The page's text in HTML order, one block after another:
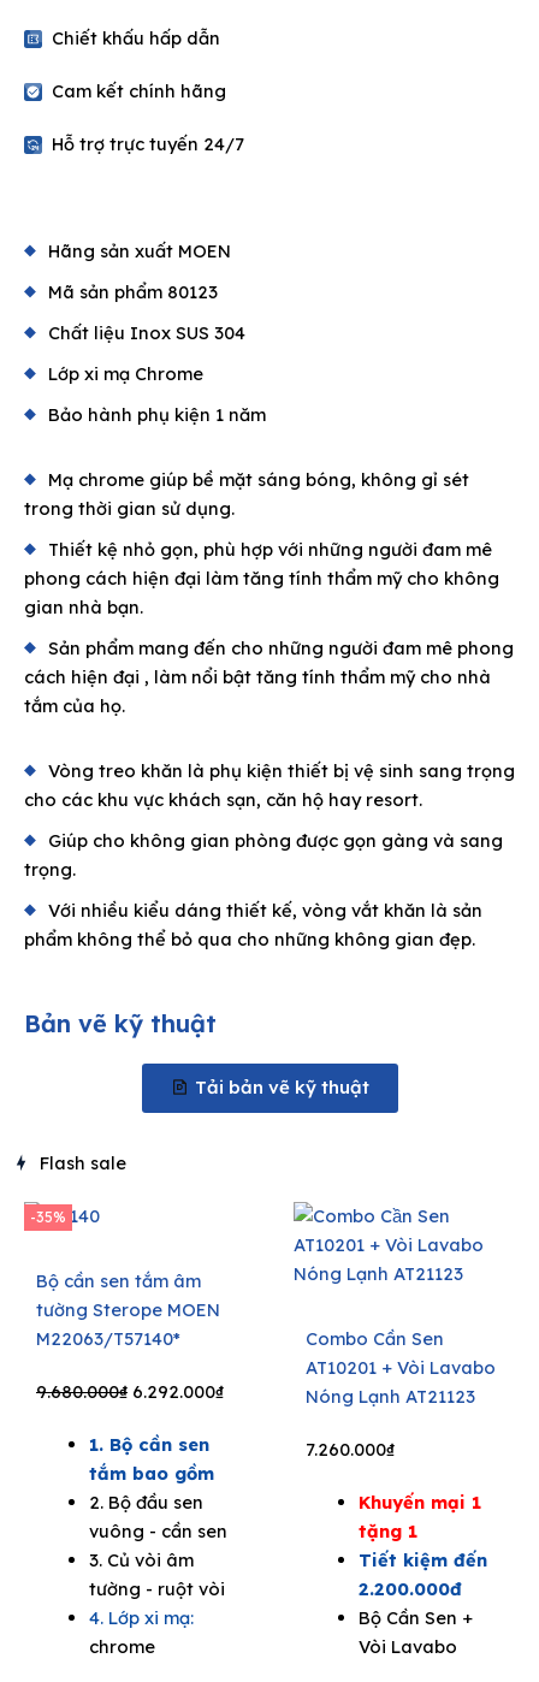
Chiết khấu hấp dẫn
Cam kết chính hãng
Hỗ trợ trực tuyến 24/7
Hãng sản xuất MOEN
Mã sản phẩm 80123
Chất liệu Inox SUS 304
Lớp xi mạ Chrome
Bảo hành phụ kiện 1 năm
Mạ chrome giúp bề mặt sáng bóng, không gỉ sét
trong thời gian sử dụng.
Thiết kệ nhỏ gọn, phù hợp với những người đam mê
phong cách hiện đại làm tăng tính thẩm mỹ cho không
gian nhà bạn.
Sản phẩm mang đến cho những người đam mê phong
cách hiện đại , làm nổi bật tăng tính thẩm mỹ cho nhà
tắm của họ.
Vòng treo khăn là phụ kiện thiết bị vệ sinh sang trọng
cho các khu vực khách sạn, căn hộ hay resort.
Giúp cho không gian phòng được gọn gàng và sang
trọng.
Với nhiều kiểu dáng thiết kế, vòng vắt khăn là sản
phẩm không thể bỏ qua cho những không gian đẹp.
Bản vẽ kỹ thuật
Tải bản vẽ kỹ thuật
Flash sale
-35%
Bộ cần sen tắm âm
tường Sterope MOEN
M22063/T57140*
9.680.000₫ Original
was:
9.680.000₫.
6.292.000₫Current
1. Bộ cần sen
tắm bao gồm
2. Bộ đầu sen
vuông - cần sen
3. Củ vòi âm
tường - ruột vòi
4. Lớp xi mạ:
chrome
Combo Cần Sen
AT10201 + Vòi Lavabo
Nóng Lạnh AT21123
7.260.000₫
Khuyến mại 1
tặng 1
Tiết kiệm đến
2.200.000đ
Bộ Cần Sen +
Vòi Lavabo